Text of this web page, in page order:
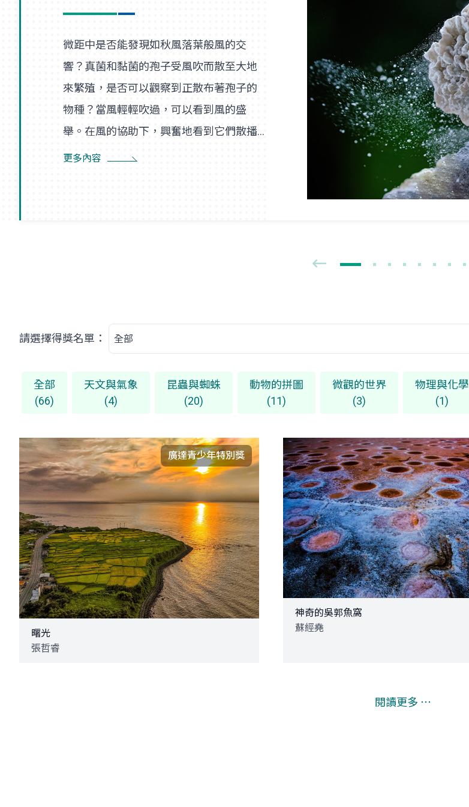
微距中是否能發現如秋風落葉般風的交
響？真菌和黏菌的孢子受風吹而散至大地
來繁殖，是否可以觀察到正散布著孢子的
物種？當風輕輕吹過，可以看到風的盛
舉。在風的協助下，興奮地看到它們散播
孢子的盛況，在精彩過程中也看到了風的
更多內容
請選擇得獎名單：
全部
(66)
天文與氣象
(4)
昆蟲與蜘蛛
(20)
動物的拼圖
(11)
微觀的世界
(3)
物理與化學
(1)
廣達青少年特別獎
曙光
張哲睿
神奇的吳郭魚窩
蘇經堯
閱讀更多 ⋯